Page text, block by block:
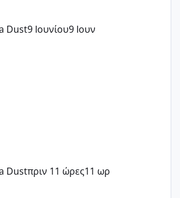
Dust9 Ιουνίου9 Ιουν
Dustπριν 11 ώρες11 ωρ
🌸🌻🌹